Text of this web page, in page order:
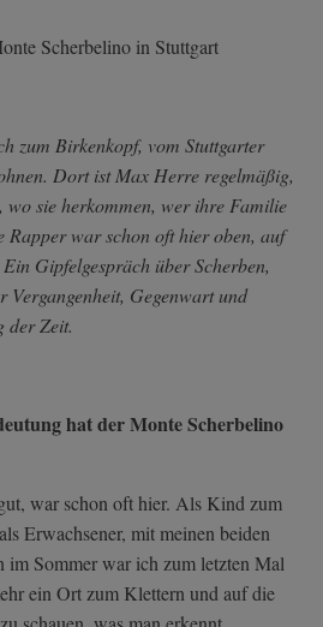
zum Birkenkopf, vom Stuttgarter
Dort ist Max Herre regelmäßig,
wo sie herkommen, wer ihre Familie
Rapper war schon oft hier oben, auf
Gipfelgespräch über Scherben,
Gegenwart und
der Zeit.
hat der Monte Scherbelino
war schon oft hier. Als Kind zum
Erwachsener, mit meinen beiden
im Sommer war ich zum letzten Mal
ein Ort zum Klettern und auf die